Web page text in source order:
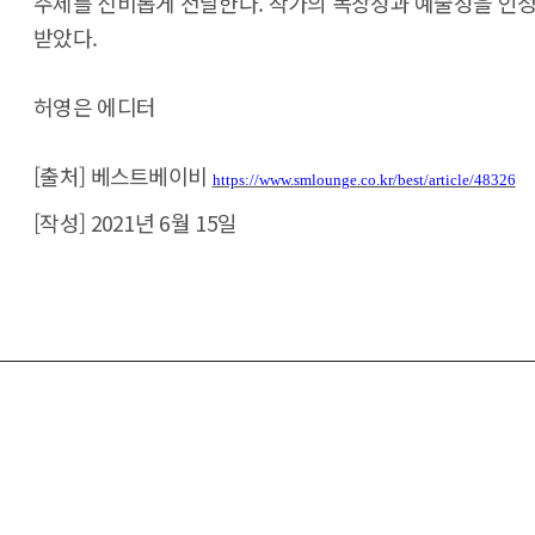
받았다.
허영은 에디터
[출처] 베스트베이비 https://www.smlounge.co.kr/best/article/48326
[작성] 2021년 6월 15일